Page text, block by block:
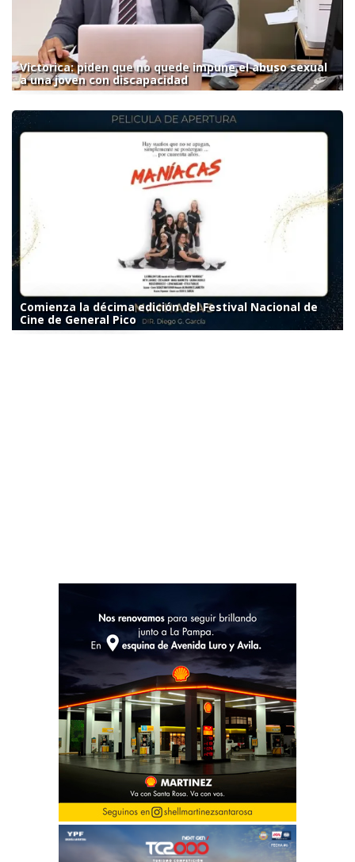
Victorica: piden que no quede impune el abuso sexual
a una joven con discapacidad
Comienza la décima edición del Festival Nacional de
Cine de General Pico